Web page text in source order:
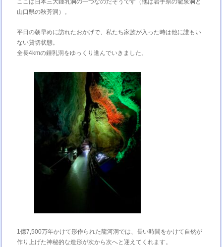
山口県の秋芳洞）。
平日の朝早めに訪れたおかげで、私たち家族が入った時は他に誰もい
ない貸切状態。
全長4kmの鍾乳洞をゆっくり進んでいきました。
1億7,500万年かけて形作られた龍河洞では、長い時間をかけて自然が
作り上げた神秘的な造形が次から次へと迎えてくれます。